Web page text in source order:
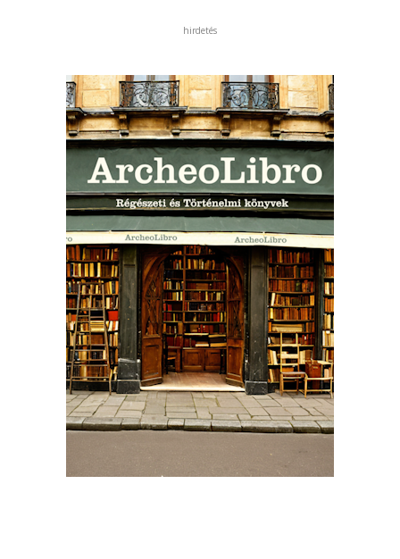
hirdetés